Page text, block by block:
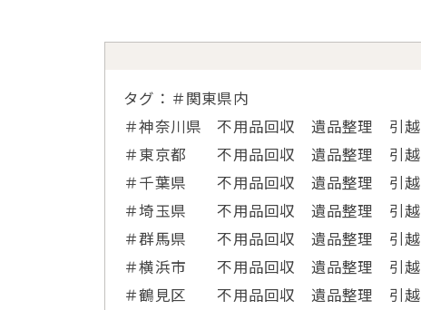
タグ：＃関東県内
＃神奈川県 不用品回収 遺品整理 引
＃東京都 不用品回収 遺品整理 引
＃千葉県 不用品回収 遺品整理 引
＃埼玉県 不用品回収 遺品整理 引
＃群馬県 不用品回収 遺品整理 引
＃横浜市 不用品回収 遺品整理 引
＃鶴見区 不用品回収 遺品整理 引